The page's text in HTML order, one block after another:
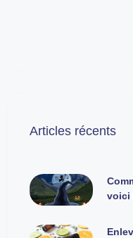
Articles récents
voici